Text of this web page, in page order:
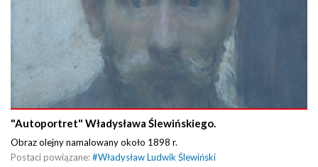
"Autoportret" Władysława Ślewińskiego.
Obraz olejny namalowany około 1898 r.
Postaci powiązane:#Władysław Ludwik Ślewiński